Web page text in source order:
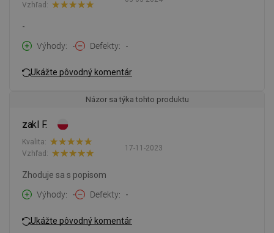
Vzhľad:
-
Výhody
- Defekty -
Ukážte pôvodný komentár
Názor sa týka tohto produktu
zakl F.
17-11-2023
Kvalita:
Vzhľad:
Zhoduje sa s popisom
Výhody
- Defekty -
Ukážte pôvodný komentár